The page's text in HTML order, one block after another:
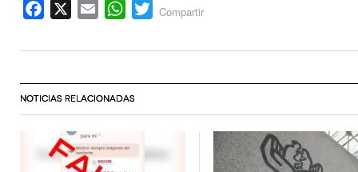
Facebook Email WhatsApp
Twitter
Compartir
NOTICIAS RELACIONADAS